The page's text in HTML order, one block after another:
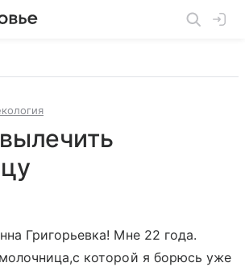
Григорьевка! Мне 22 года.
которой я борюсь уже